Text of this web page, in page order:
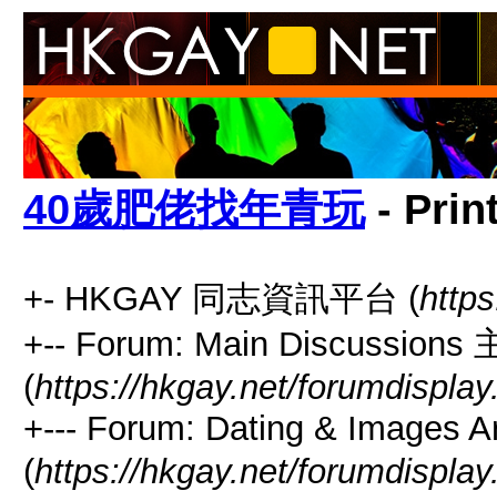
40歲肥佬找年青玩-
+- HKGAY 同志資訊平台 (
+-- Forum: Main Discussions
(https://hkgay.net/
+--- Forum: Dating & Images
(https://hkgay.net/